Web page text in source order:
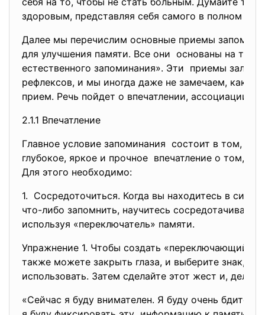
здоровым, представляя себя самого в полном
Далее мы перечислим основные приемы
для улучшения памяти. Все они основаны на так
естественного запоминания». Эти приемы
рефлексов, и мы иногда даже не замечаем, как
прием. Речь пойдет о впечатлении, ассоциации и
2.1.1 Впечатление
Главное условие запоминания состоит в том,
глубокое, яркое и прочное впечатление о том,
Для этого необходимо:
1. Сосредоточиться. Когда вы находитесь в
что-либо запомнить, научитесь сосредотачивать
используя «переключатель» памяти.
Упражнение 1. Чтобы создать «переключающий»
также можете закрыть глаза, и выберите знак,
использовать. Затем сделайте этот жест и, делая
«Сейчас я буду внимателен. Я буду очень